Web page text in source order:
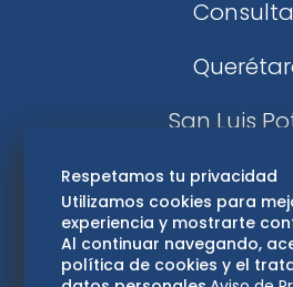
San Luis
Edomex
Respetamos tu privacidad
Utilizamos cookies para
experiencia y mostrarte
Al continuar navegando,
política de cookies y el